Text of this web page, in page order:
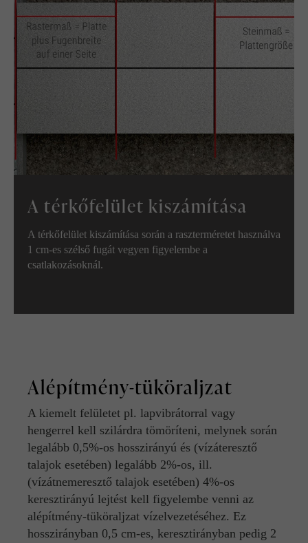
A térkőfelület kiszámítása
A térkőfelület kiszámítása során a raszterméretet használva
1 cm-es szélső fugát vegyen figyelembe a
csatlakozásoknál.
Alépítmény-tüköraljzat
A kiemelt felületet pl. lapvibrátorral vagy
hengerrel kell szilárdra tömöríteni, melynek során
legalább 0,5%-os hosszirányú és (vízáteresztő
talajok esetében) legalább 2%-os, ill.
(vízátnemeresztő talajok esetében) 4%-os
keresztirányú lejtést kell figyelembe venni az
alépítmény-tüköraljzat vízelvezetéséhez. Ez
hosszirányban 0,5 cm-es, keresztirányban pedig 2